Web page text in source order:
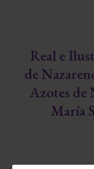
Real e
de
Azotes de
María